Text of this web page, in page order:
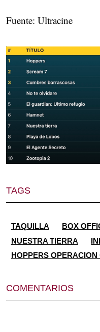
Fuente: Ultracine
TAGS
TAQUILLA BOX
NUESTRA TIERRA
HOPPERS OPERACION
COMENTARIOS